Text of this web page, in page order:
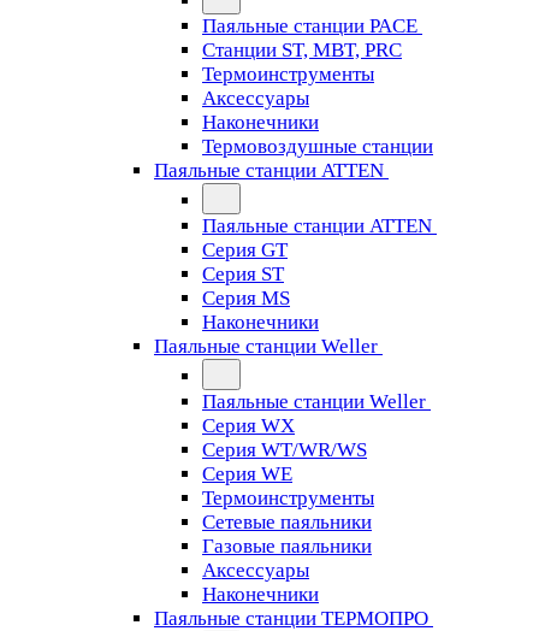
Паяльные станции PACE
Станции ST, MBT, PRC
Термоинструменты
Аксессуары
Наконечники
Термовоздушные станции
Паяльные станции ATTEN
Паяльные станции ATTEN
Серия GT
Серия ST
Серия MS
Наконечники
Паяльные станции Weller
Паяльные станции Weller
Серия WX
Серия WT/WR/WS
Серия WE
Термоинструменты
Сетевые паяльники
Газовые паяльники
Аксессуары
Наконечники
Паяльные станции ТЕРМОПРО